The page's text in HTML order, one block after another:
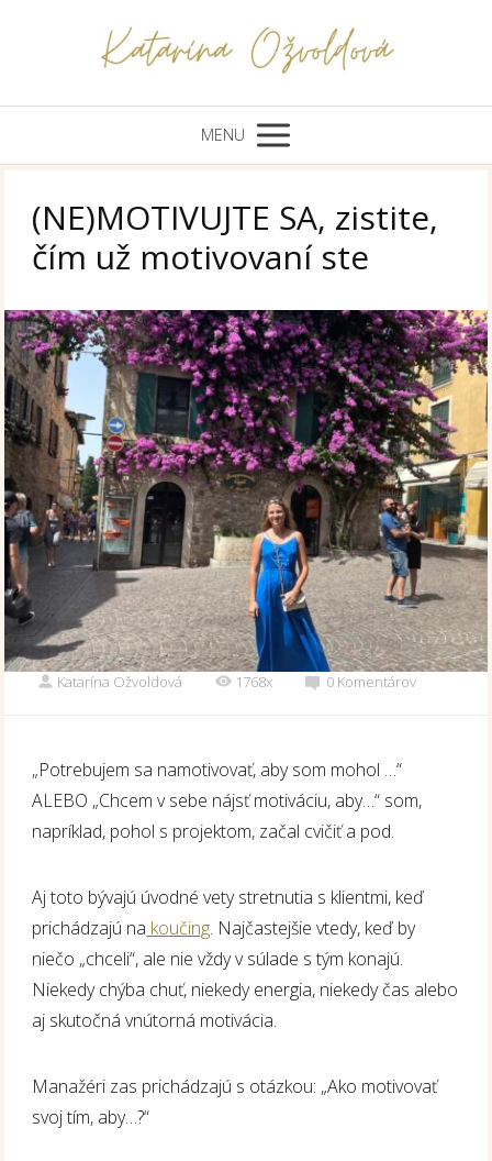
MENU
(NE)MOTIVUJTE SA, zistite,
čím už motivovaní ste
Katarína Ožvoldová 1768x 0 Komentárov
„Potrebujem sa namotivovať, aby som mohol …“
ALEBO „Chcem v sebe nájsť motiváciu, aby…“ som,
napríklad, pohol s projektom, začal cvičiť a pod.
Aj toto bývajú úvodné vety stretnutia s klientmi, keď
prichádzajú na koučing. Najčastejšie vtedy, keď by
niečo „chceli“, ale nie vždy v súlade s tým konajú.
Niekedy chýba chuť, niekedy energia, niekedy čas alebo
aj skutočná vnútorná motivácia.
Manažéri zas prichádzajú s otázkou: „Ako motivovať
svoj tím, aby…?“